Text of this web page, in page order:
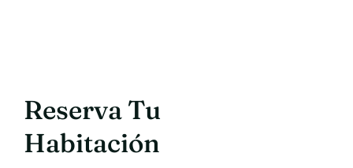
Reserva Tu
Habitación